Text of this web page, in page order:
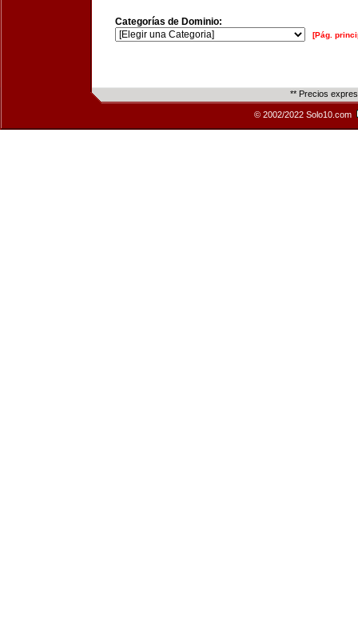
Categorías de Dominio:
[Pág.
** Precios
© 2002/2022 Solo10.com